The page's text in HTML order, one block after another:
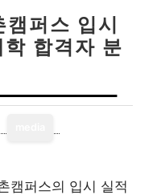
퍼스 입시
합격자 분
캠퍼스의 입시 실적